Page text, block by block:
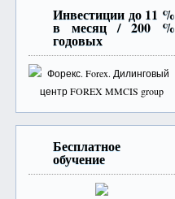
Инвестиции до 11 %
в месяц / 200 %
годовых
Бесплатное
обучение